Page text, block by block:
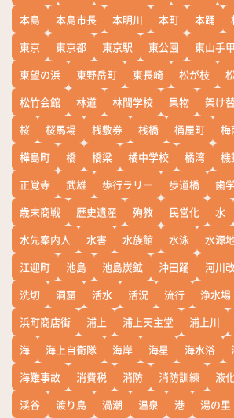
本島
本島市長 本明川 本町 本踊
東京
東京都 東京駅 東公園 東山手
東望の浜
東野岳町 東長崎 松が枝
松竹会館
林道 林間学校 果物 架け
桜
桜馬場 桟敷券 桟橋 桶屋町 梅
樺島町
橋 橋梁 橘中学校 橘湾 機
正覚寺
武雄 歩行ラリー 歩道橋 歯
歳末商戦
歴史遺産 殉教 民営化 水
水先案内人
水害 水族館 水泳 水源
江迎町
池島 池島炭鉱 沖田踊 河川
洗切
洞窟 活水 活況 流行 浄水場
浜町商店街
浦上 浦上天主堂 浦上川
海
海上自衛隊 海岸 海星 海水浴
海難事故
消費税 消防 消防訓練 液
渓谷
渡り鳥 渦潮 温泉 港 湯の里